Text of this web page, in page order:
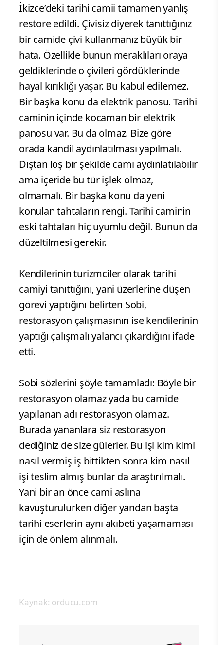
İkizce’deki tarihi camii tamamen yanlış
restore edildi. Çivisiz diyerek tanıttığınız
bir camide çivi kullanmanız büyük bir
hata. Özellikle bunun meraklıları oraya
geldiklerinde o çivileri gördüklerinde
hayal kırıklığı yaşar. Bu kabul edilemez.
Bir başka konu da elektrik panosu. Tarihi
caminin içinde kocaman bir elektrik
panosu var. Bu da olmaz. Bize göre
orada kandil aydınlatılması yapılmalı.
Dıştan loş bir şekilde cami aydınlatılabilir
ama içeride bu tür işlek olmaz,
olmamalı. Bir başka konu da yeni
konulan tahtaların rengi. Tarihi caminin
eski tahtaları hiç uyumlu değil. Bunun da
düzeltilmesi gerekir.
Kendilerinin turizmciler olarak tarihi
camiyi tanıttığını, yani üzerlerine düşen
görevi yaptığını belirten Sobi,
restorasyon çalışmasının ise kendilerinin
yaptığı çalışmalı yalancı çıkardığını ifade
etti.
Sobi sözlerini şöyle tamamladı: Böyle bir
restorasyon olamaz yada bu camide
yapılanan adı restorasyon olamaz.
Burada yananlara siz restorasyon
dediğiniz de size gülerler. Bu işi kim kimi
nasıl vermiş iş bittikten sonra kim nasıl
işi teslim almış bunlar da araştırılmalı.
Yani bir an önce cami aslına
kavuşturulurken diğer yandan başta
tarihi eserlerin aynı akıbeti yaşamaması
için de önlem alınmalı.
Kaynak: orducu.com